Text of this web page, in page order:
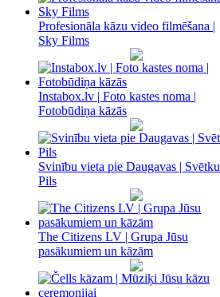
Profesionāla kāzu video filmēšana |
Sky Films
Instabox.lv | Foto kastes noma |
Fotobūdiņa kāzās
Svinību vieta pie Daugavas | Svētku
Pils
The Citizens LV | Grupa Jūsu
pasākumiem un kāzām